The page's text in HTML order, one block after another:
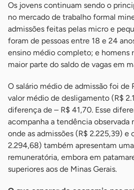
Os jovens continuam sendo o
no mercado de trabalho formal
admissões feitas pelas micro e
foram de pessoas entre 18 e 24
ensino médio completo; e homens
maior parte do saldo de vagas em
O salário médio de admissão foi de
valor médio de desligamento (R$
diferença de – R$ 41,70. Esse
acompanha a tendência observada
onde as admissões (R$ 2.225,39) e
2.294,68) também apresentam
remuneratória, embora em
superiores aos de Minas Gerais.